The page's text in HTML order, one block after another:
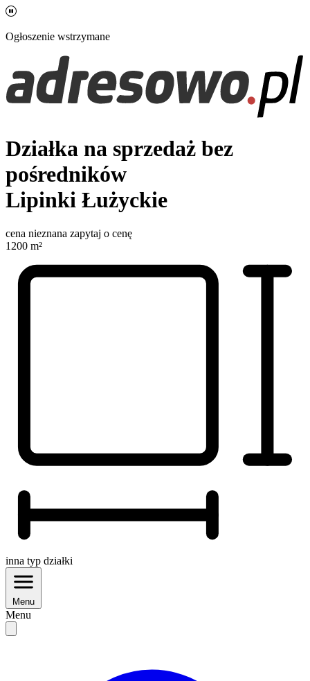
Ogłoszenie wstrzymane
Działka na sprzedaż bez
pośredników
Lipinki Łużyckie
cena nieznana zapytaj o cenę
1200 m²
inna typ działki
Menu
Menu